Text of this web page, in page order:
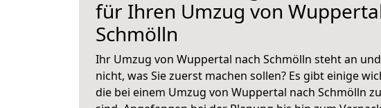
für Ihren Umzug von
Schmölln
Ihr Umzug von Wuppertal nach Schmölln steht an
nicht, was Sie zuerst machen sollen? Es gibt einige
die bei einem Umzug von Wuppertal nach Schmölln